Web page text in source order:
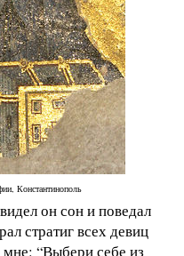
Константинополь
он сон и поведал
стратиг всех девиц
“Выбери себе из